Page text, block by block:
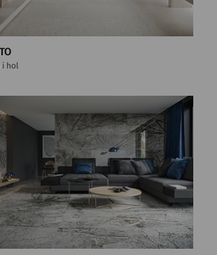
hol